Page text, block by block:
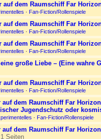
dem Raumschiff Far
· Fan-Fiction/Rollenspiele
dem Raumschiff Far
· Fan-Fiction/Rollenspiele
dem Raumschiff Far
· Fan-Fiction/Rollenspiele
große Liebe – (Eine wahre
dem Raumschiff Far
· Fan-Fiction/Rollenspiele
dem Raumschiff Far
Jugendschutz oder
· Fan-Fiction/Rollenspiele
dem Raumschiff Far
Seiten